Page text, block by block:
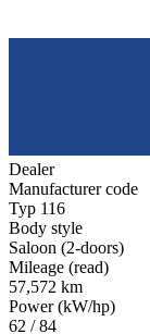
Dealer
Manufacturer code
Typ 116
Body style
Saloon (2-doors)
Mileage (read)
57,572 km
Power (kW/hp)
62 / 84